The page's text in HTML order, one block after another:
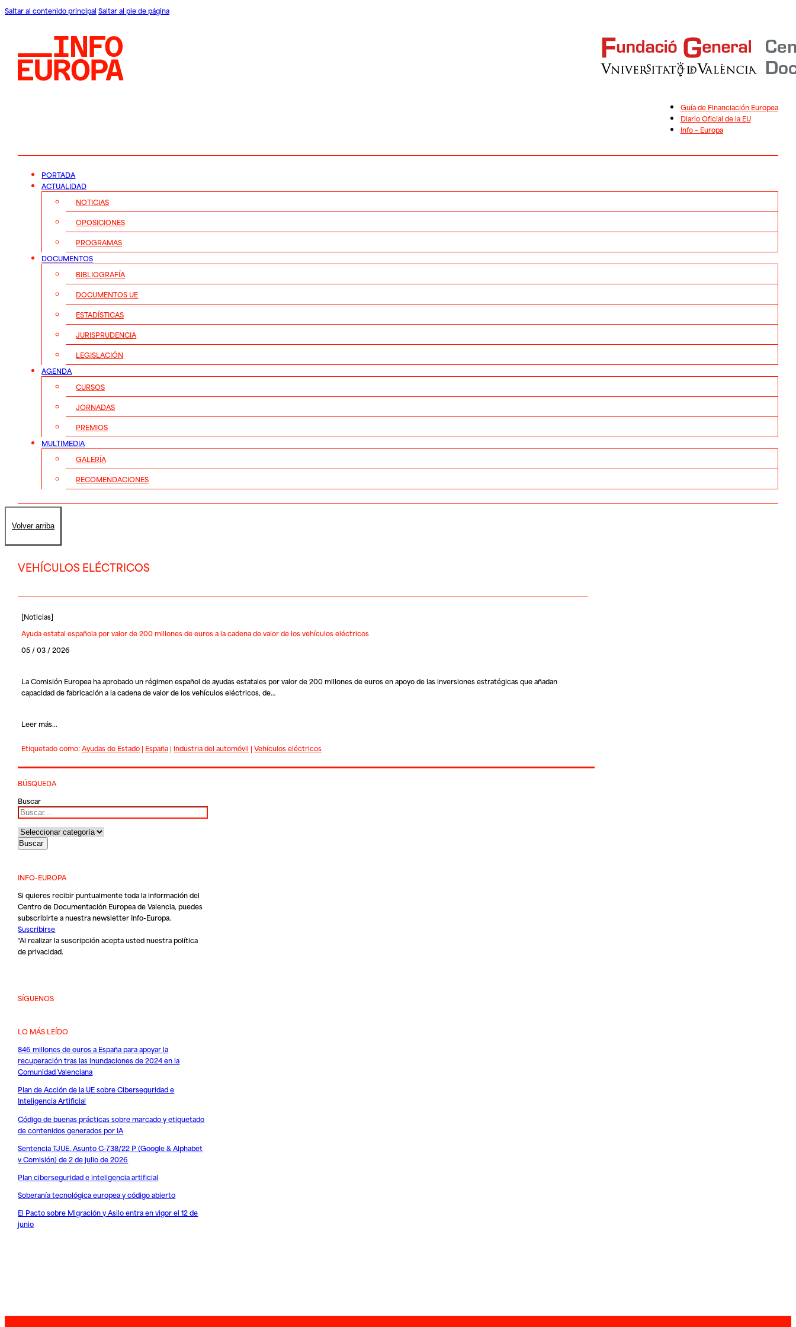
Saltar al contenido principal Saltar al pie de página
Guía de Financiación Europea
Diario Oficial de la EU
Info – Europa
PORTADA
ACTUALIDAD
NOTICIAS
OPOSICIONES
PROGRAMAS
DOCUMENTOS
BIBLIOGRAFÍA
DOCUMENTOS UE
ESTADÍSTICAS
JURISPRUDENCIA
LEGISLACIÓN
AGENDA
CURSOS
JORNADAS
PREMIOS
MULTIMEDIA
GALERÍA
RECOMENDACIONES
Volver arriba
VEHÍCULOS ELÉCTRICOS
[Noticias]
Ayuda estatal española por valor de 200 millones de euros a la cadena de valor de los vehículos eléctricos
05 / 03 / 2026
La Comisión Europea ha aprobado un régimen español de ayudas estatales por valor de 200 millones de euros en apoyo de las inversiones estratégicas que añadan
capacidad de fabricación a la cadena de valor de los vehículos eléctricos, de…
Leer más...
Etiquetado como:Ayudas de Estado| España| Industria del automóvil | Vehículos eléctricos
BÚSQUEDA
Buscar
INFO-EUROPA
Si quieres recibir puntualmente toda la información del
Centro de Documentación Europea de Valencia, puedes
subscribirte a nuestra newsletter Info-Europa.
Suscribirse
*Al realizar la suscripción acepta usted nuestrapolítica
de privacidad.
SÍGUENOS
LO MÁS LEÍDO
846 millones de euros a España para apoyar la
recuperación tras las inundaciones de 2024 en la
Comunidad Valenciana
Plan de Acción de la UE sobre Ciberseguridad e
Inteligencia Artificial
Código de buenas prácticas sobre marcado y etiquetado
de contenidos generados por IA
Sentencia TJUE. Asunto C-738/22 P (Google & Alphabet
v Comisión) de 2 de julio de 2026
Plan ciberseguridad e inteligencia artificial
Soberanía tecnológica europea y código abierto
El Pacto sobre Migración y Asilo entra en vigor el 12 de
junio